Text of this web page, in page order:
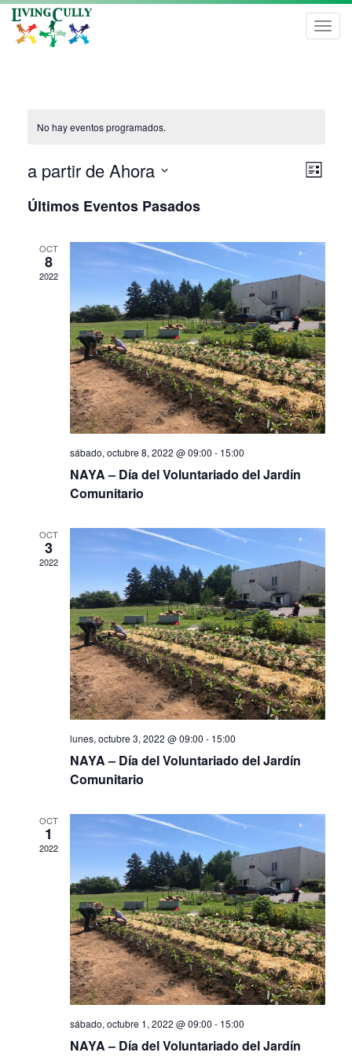
No hay eventos programados.
Lista
a partir de Ahora
fecha.
Últimos Eventos Pasados
OCT
8
2022
sábado, octubre 8, 2022 @ 09:00 - 15:00
NAYA – Día del Voluntariado del Jardín
Comunitario
OCT
3
2022
lunes, octubre 3, 2022 @ 09:00 - 15:00
NAYA – Día del Voluntariado del Jardín
Comunitario
OCT
1
2022
sábado, octubre 1, 2022 @ 09:00 - 15:00
NAYA – Día del Voluntariado del Jardín